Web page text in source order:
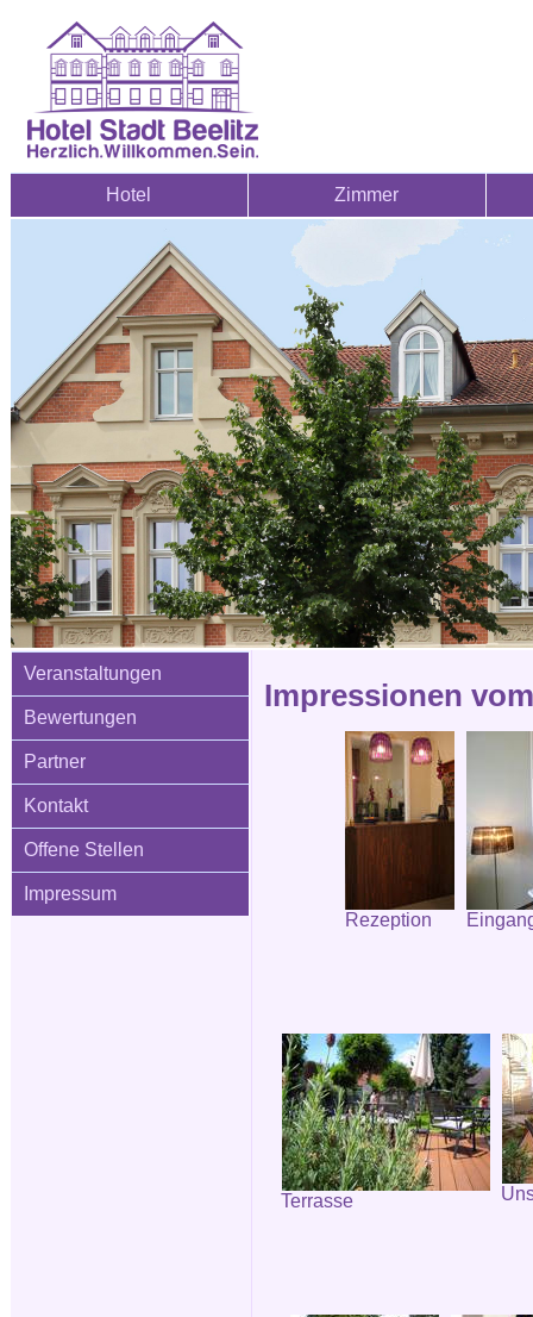
Hotel Zimmer
Veranstaltungen
Bewertungen
Partner
Kontakt
Offene Stellen
Impressum
Impressionen
Rezeption
Terrasse